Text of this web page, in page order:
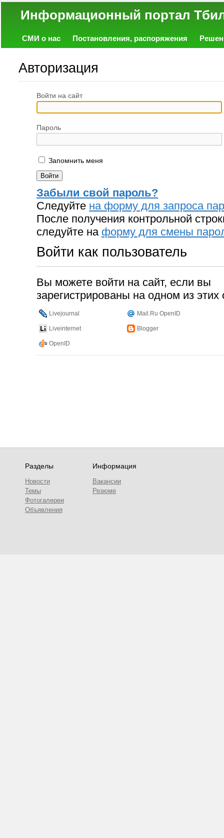
Информационный
СМИ о нас Постановления, распоряжения
Авторизация
Войти на сайт
Пароль
Запомнить меня
Забыли свой пароль?
Следуйте на форму для запроса
После получения контрольной
следуйте на форму для смены
Войти как пользователь
Вы можете войти на сайт, если вы
зарегистрированы на одном из этих
Livejournal Mail.Ru OpenID
Liveinternet Blogger
OpenID
Разделы
Новости
Темы
Фотогалереи
Объявления
Информация
Вакансии
Резюме